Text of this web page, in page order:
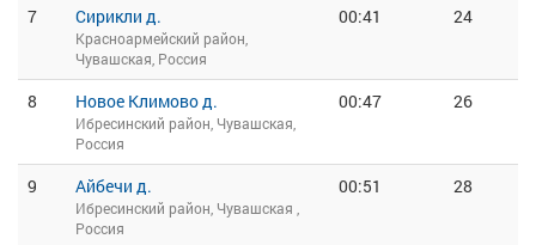
7 Сирикли д.
Красноармейский район,
Чувашская, Россия
00:41 24
8 Новое Климово д.
Ибресинский район, Чувашская,
Россия
00:47 26
9 Айбечи д.
Ибресинский район, Чувашская ,
Россия
00:51 28